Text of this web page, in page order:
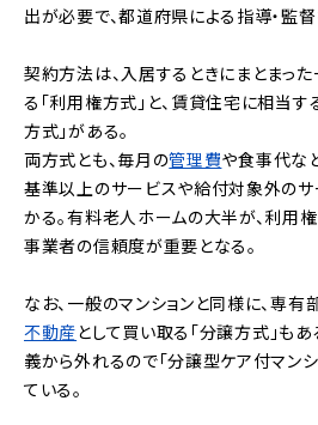
出が必要で、都道府県による指導・監督
契約方法は、入居するときにまとまっ
る「利用権方式」と、賃貸住宅に相当
方式」がある。
両方式とも、毎月の管理費や食事代な
基準以上のサービスや給付対象外の
かる。有料老人ホームの大半が、利用
事業者の信頼度が重要となる。
なお、一般のマンションと同様に、専有
不動産として買い取る「分譲方式」も
義から外れるので「分譲型ケア付マン
ている。